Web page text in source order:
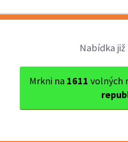
Nabídka
Mrkni na 1611 volných
okres Praha-východ Říčany